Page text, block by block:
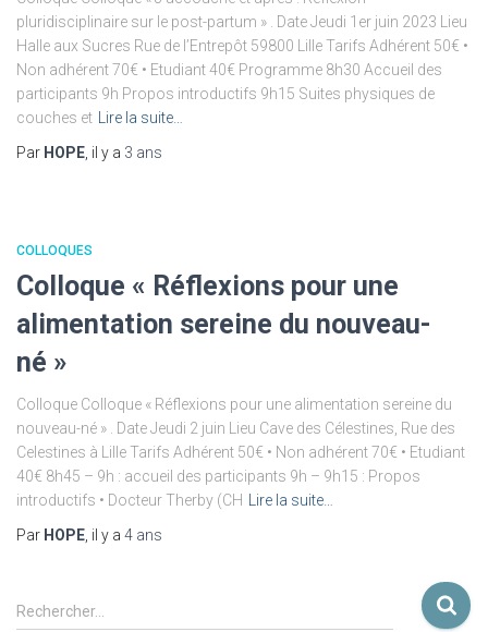
pluridisciplinaire sur le post-partum » . Date Jeudi 1er juin 2023 Lieu
Halle aux Sucres Rue de l’Entrepôt 59800 Lille Tarifs Adhérent 50€ •
Non adhérent 70€ • Etudiant 40€ Programme 8h30 Accueil des
participants 9h Propos introductifs 9h15 Suites physiques de
couches et
Lire la suite…
Par HOPE , il y a 3 ans
COLLOQUES
Colloque « Réflexions pour une
alimentation sereine du nouveau-
né »
Colloque Colloque « Réflexions pour une alimentation sereine du
nouveau-né » . Date Jeudi 2 juin Lieu Cave des Célestines, Rue des
Celestines à Lille Tarifs Adhérent 50€ • Non adhérent 70€ • Etudiant
40€ 8h45 – 9h : accueil des participants 9h – 9h15 : Propos
introductifs • Docteur Therby (CH
Lire la suite…
Par HOPE , il y a 4 ans
Rechercher…